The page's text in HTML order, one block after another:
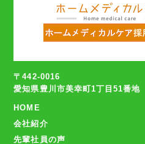
〒442-0016
愛知県豊川市美幸町1丁目51番地
HOME
会社紹介
先輩社員の声